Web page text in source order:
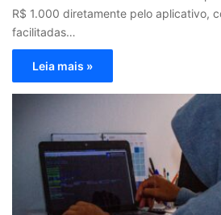
R$ 1.000 diretamente pelo aplicativo,
facilitadas…
Leia mais »